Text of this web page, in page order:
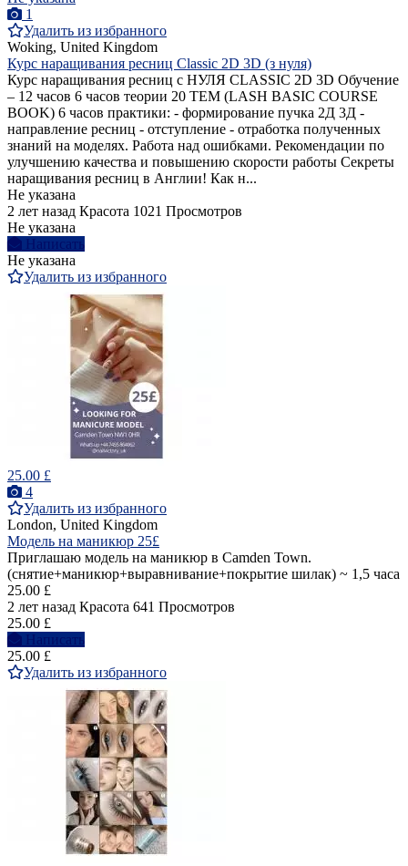
1
Удалить из избранного
Woking, United Kingdom
Курс наращивания ресниц Classic 2D 3D (з нуля)
Курс наращивания ресниц с НУЛЯ CLASSIC 2D 3D Обучение
– 12 часов 6 часов теории 20 ТЕМ (LASH BASIC COURSE
BOOK) 6 часов практики: - формирование пучка 2Д 3Д -
направление ресниц - отступление - отработка полученных
знаний на моделях. Работа над ошибками. Рекомендации по
улучшению качества и повышению скорости работы Секреты
наращивания ресниц в Англии! Как н...
Не указана
2 лет назад Красота 1021 Просмотров
Не указана
Написать
Не указана
Удалить из избранного
25.00 £
4
Удалить из избранного
London, United Kingdom
Модель на маникюр 25£
Приглашаю модель на маникюр в Camden Town.
(снятие+маникюр+выравнивание+покрытие шилак) ~ 1,5 часа
25.00 £
2 лет назад Красота 641 Просмотров
25.00 £
Написать
25.00 £
Удалить из избранного